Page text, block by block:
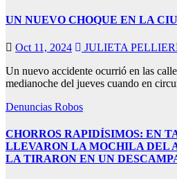
UN NUEVO CHOQUE EN LA
Oct 11, 2024
JULIETA
Un nuevo accidente ocurrió en las
medianoche del jueves cuando en
Denuncias Robos
CHORROS RAPIDÍSIMOS: EN
LLEVARON LA MOCHILA DEL
LA TIRARON EN UN